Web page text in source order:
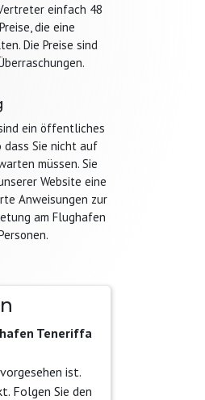
einfach 48
die eine
Die Preise sind
ein öffentliches
Sie nicht auf
müssen. Sie
Website eine
Anweisungen zur
am Flughafen
Teneriffa
ist.
Folgen Sie den